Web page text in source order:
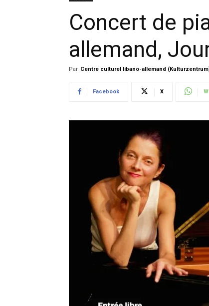
Concert de
allemand,
Par Centre culturel libano-allemand
Facebook X